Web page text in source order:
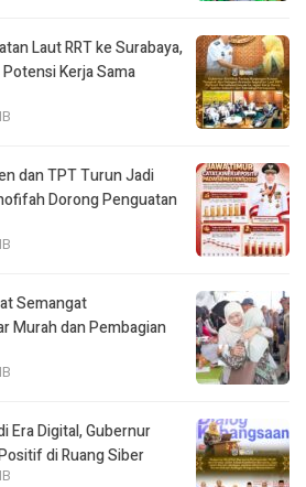
Laut RRT ke Surabaya,
Kerja Sama
dan TPT Turun Jadi
Dorong Penguatan
Semangat
Murah dan Pembagian
Era Digital, Gubernur
di Ruang Siber